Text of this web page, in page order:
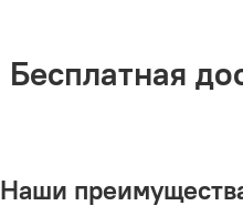
Бесплатная
Наши